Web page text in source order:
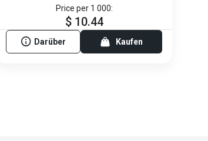
Price per 1 000:
$ 10.44
Darüber Kaufen